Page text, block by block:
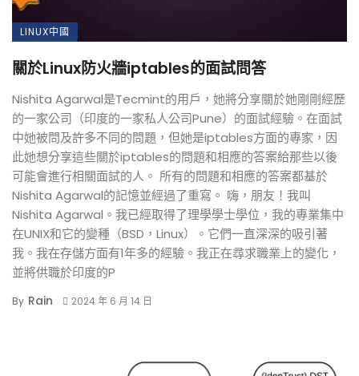
LINUX中國
關於Linux防火牆iptables的面試問答
Nishita Agarwal是Tecmint的用戶，她將分享關於她剛剛經歷
的一家公司（印度的一家私人公司Pune）的面試經驗。在面試
中她被問及許多不同的問題，但她是iptables方面的專家，因
此她想分享這些關於iptables的問題和相應的答案給那些以後
可能會進行相關面試的人。 所有的問題和相應的答案都基於
Nishita Agarwal的記憶並經過了重寫。 嗨，朋友！我叫
Nishita Agarwal。我已經取得了理學學士學位，我的專業集中
在UNIX和它的變種（BSD，Linux）。它們一直深深的吸引著
我。我在存儲方面有1年多的經驗。我正在尋求職業上的變化，
並將供職於印度的P
By Rain 2024 年 6 月 14 日